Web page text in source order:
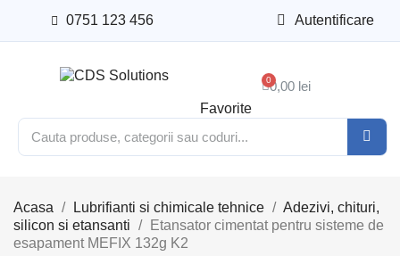
0751 123 456 Autentificare
Favorite
0,00 lei
Acasa Lubrifianti si chimicale tehnice
Adezivi, chituri,
silicon si etansanti
Etansator cimentat pentru sisteme de
esapament MEFIX 132g K2